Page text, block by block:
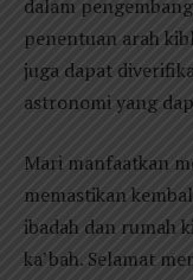
dalam
penentuan arah
juga dapat
astronomi yang
Mari manfaatkan
memastikan
ibadah dan rumah
ka’bah. Selamat